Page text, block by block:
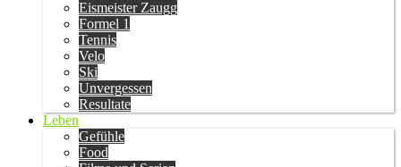
Eismeister Zaugg
Formel 1
Tennis
Velo
Ski
Unvergessen
Resultate
Leben
Gefühle
Food